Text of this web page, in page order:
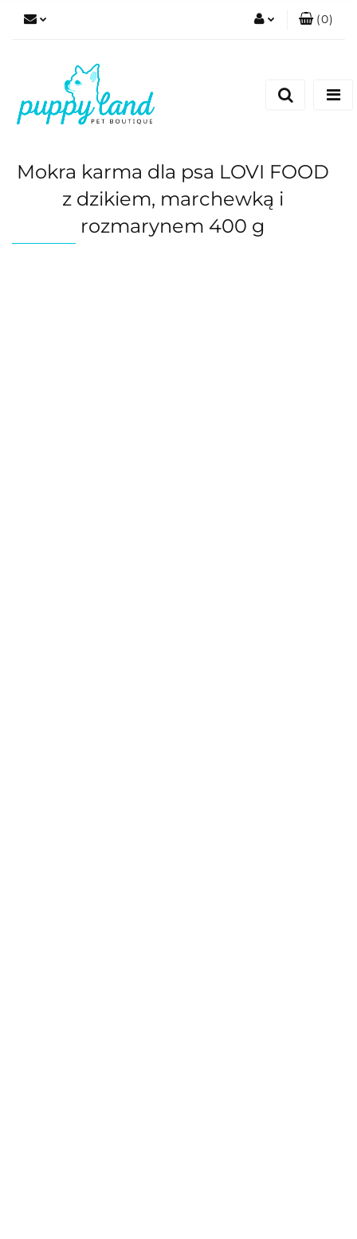
(0)
Mokra karma dla psa LOVI FOOD
z dzikiem, marchewką i
rozmarynem 400 g